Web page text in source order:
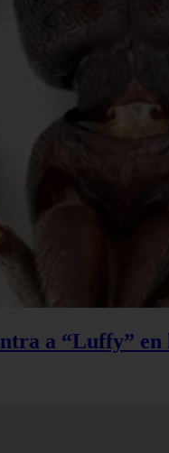
a “Luffy” en